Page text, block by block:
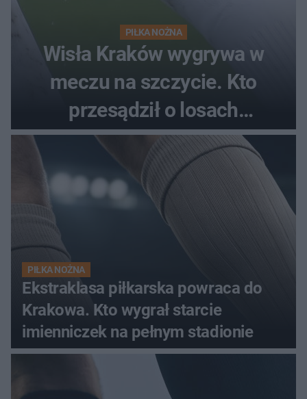
PIŁKA NOŻNA
Wisła Kraków wygrywa w
meczu na szczycie. Kto
przesądził o losach
spotkania?
PIŁKA NOŻNA
Ekstraklasa piłkarska powraca do
Krakowa. Kto wygrał starcie
imienniczek na pełnym stadionie